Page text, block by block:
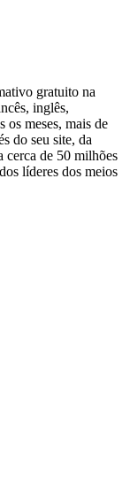
gratuito na
inglês,
os meses, mais de
do seu site, da
cerca de 50 milhões
líderes dos meios